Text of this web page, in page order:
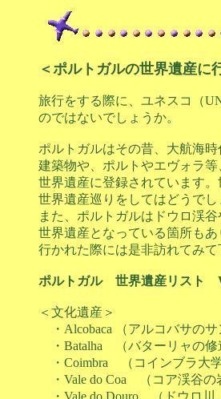
＜ポルトガルの世界遺産に
旅行をする際に、ユネスコ（
のではないでしょうか。
ポルトガルはその昔、大航海
建築物や、ポルトやエヴォラ
世界遺産に登録されています
世界遺産巡りをしてはどうでし
また、ポルトガルはドウロ渓
世界遺産となっている箇所も
行かれた際には是非訪れてみて
ポルトガル 世界遺産リスト
＜文化遺産＞
・Alcobaca （アルコバサのサ
・Batalha （バターリャの修
・Coimbra （コインブラ大
・Vale do Coa （コア渓谷の
・Vale do Douro （ドウロ川